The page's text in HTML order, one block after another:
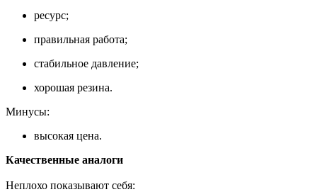
ресурс;
правильная работа;
стабильное давление;
хорошая резина.
Минусы:
высокая цена.
Качественные аналоги
Неплохо показывают себя: